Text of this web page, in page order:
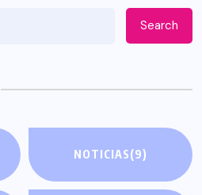
Search
NOTICIAS(9)